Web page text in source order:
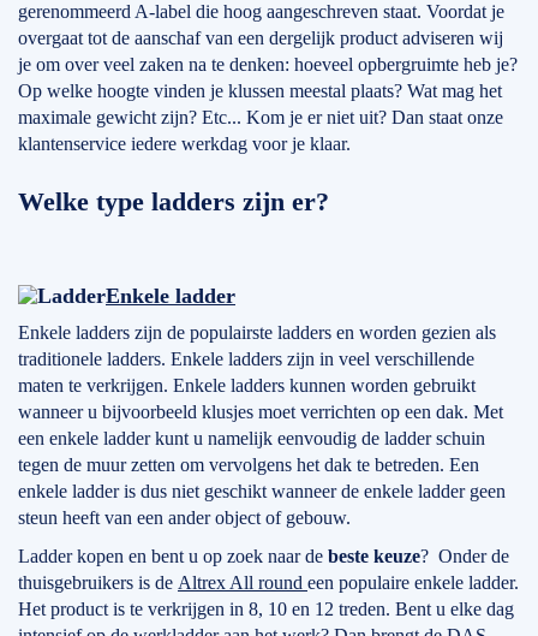
gerenommeerd A-label die hoog aangeschreven staat. Voordat je
overgaat tot de aanschaf van een dergelijk product adviseren wij
je om over veel zaken na te denken: hoeveel opbergruimte heb je?
Op welke hoogte vinden je klussen meestal plaats? Wat mag het
maximale gewicht zijn? Etc... Kom je er niet uit? Dan staat onze
klantenservice iedere werkdag voor je klaar.
Welke type ladders zijn er?
Enkele ladder
Enkele ladders zijn de populairste ladders en worden gezien als
traditionele ladders. Enkele ladders zijn in veel verschillende
maten te verkrijgen. Enkele ladders kunnen worden gebruikt
wanneer u bijvoorbeeld klusjes moet verrichten op een dak. Met
een enkele ladder kunt u namelijk eenvoudig de ladder schuin
tegen de muur zetten om vervolgens het dak te betreden. Een
enkele ladder is dus niet geschikt wanneer de enkele ladder geen
steun heeft van een ander object of gebouw.
Ladder kopen en bent u op zoek naar de beste keuze? Onder de
thuisgebruikers is de Altrex All round een populaire enkele ladder.
Het product is te verkrijgen in 8, 10 en 12 treden. Bent u elke dag